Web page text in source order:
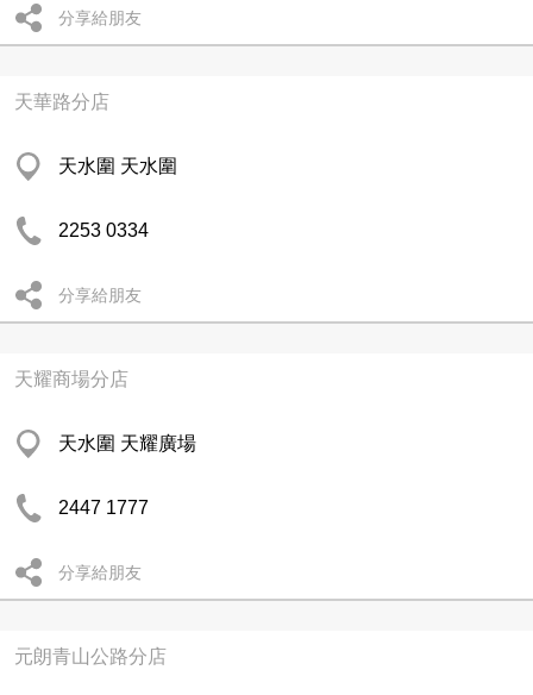
分享給朋友
天華路分店
天水圍 天水圍
2253 0334
分享給朋友
天耀商場分店
天水圍 天耀廣場
2447 1777
分享給朋友
元朗青山公路分店